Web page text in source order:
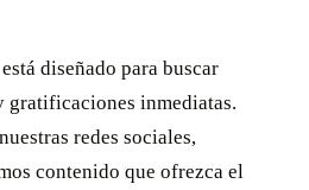
diseñado para buscar
gratificaciones inmediatas.
redes sociales,
contenido que ofrezca el